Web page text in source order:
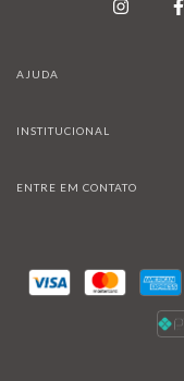
AJUDA
INSTITUCIONAL
ENTRE EM CONTATO